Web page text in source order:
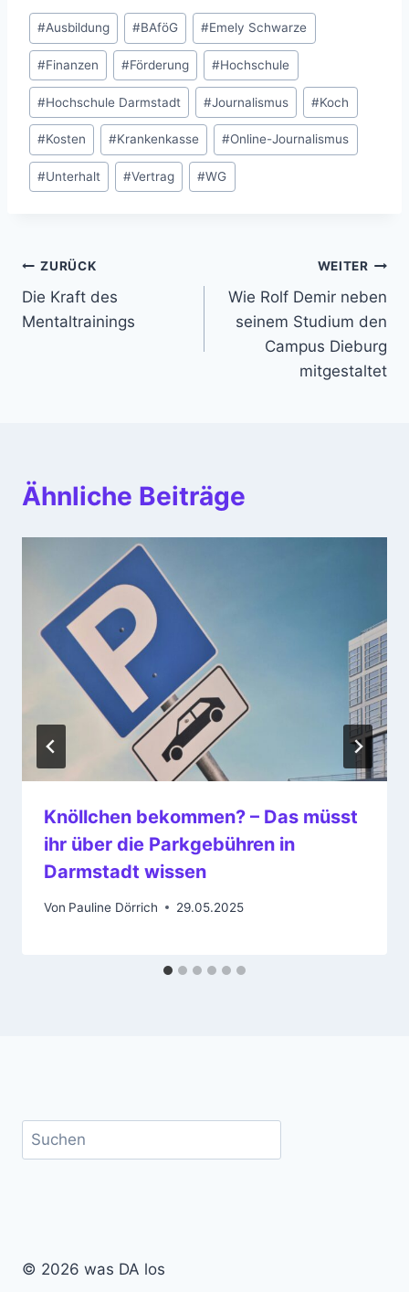
Schlagworte:
#Ausbildung #BAföG #Emely Schwarze
#Finanzen #Förderung #Hochschule
#Hochschule Darmstadt #Journalismus #Koch
#Kosten #Krankenkasse #Online-Journalismus
#Unterhalt #Vertrag #WG
Beitragsnavigation
ZURÜCK
Die Kraft des
Mentaltrainings
WEITER
Wie Rolf Demir neben
seinem Studium den
Campus Dieburg
mitgestaltet
Ähnliche Beiträge
Knöllchen bekommen? – Das müsst
ihr über die Parkgebühren in
Darmstadt wissen
Von Pauline Dörrich 29.05.2025
Suchen
© 2026 was DA los